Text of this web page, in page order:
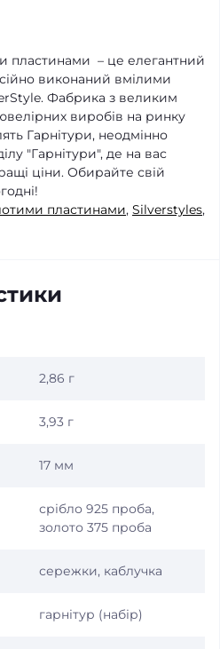
пластинами – це елегантний
виконаний вмілими
Фабрика з великим
виробів на ринку
Гарнітури, неодмінно
"Гарнітури", де на вас
ціни. Обирайте свій
пластинами, Silverstyles,
2,86 г
3,93 г
17 мм
срібло 925 проба,
золото 375 проба
сережки, каблучка
гарнітур (набір)